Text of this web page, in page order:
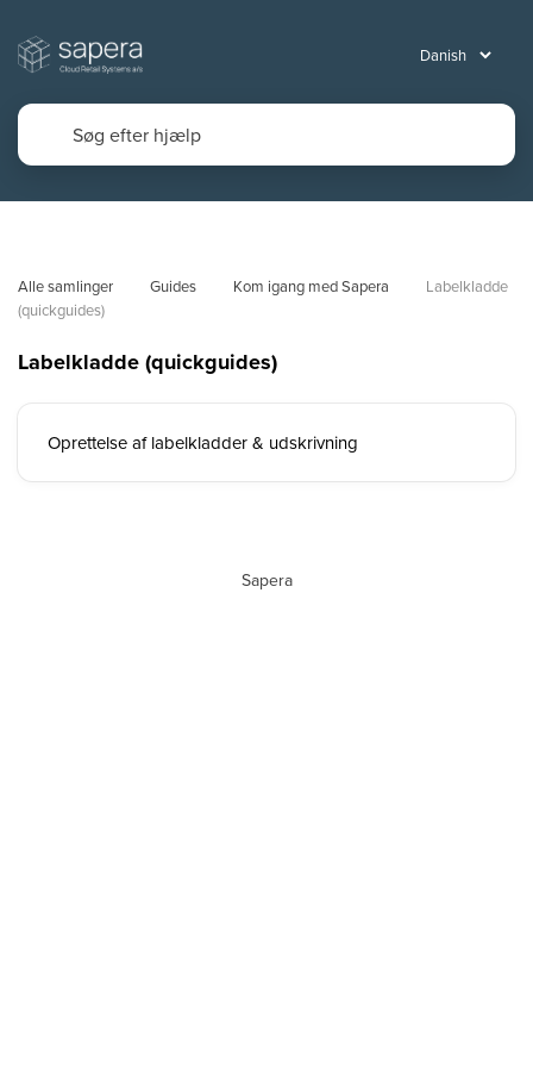
Alle samlinger Guides Kom igang med Sapera
Labelkladde
(quickguides)
Labelkladde (quickguides)
Oprettelse af labelkladder & udskrivning
Sapera